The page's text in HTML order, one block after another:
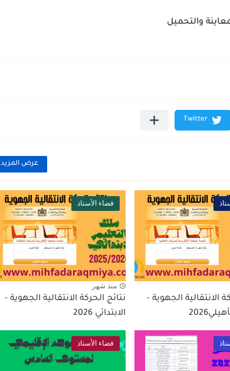
والتحميل
عرض المزيد
الانتقالية الجهوية -
فضاء الأستاذ
منذ شهر
نتائج الحركة الانتقالية الجهوية -
الابتدائي 2026
فضاء الأستاذ